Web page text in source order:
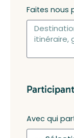
Faites nous
Avec qui